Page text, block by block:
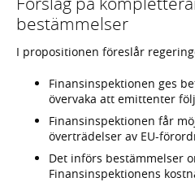
bestämmelser
I propositionen föreslår
Finansinspektionen ges
övervaka att emittenter
Finansinspektionen får
överträdelser av EU-
Det införs bestämmelser
Finansinspektionens